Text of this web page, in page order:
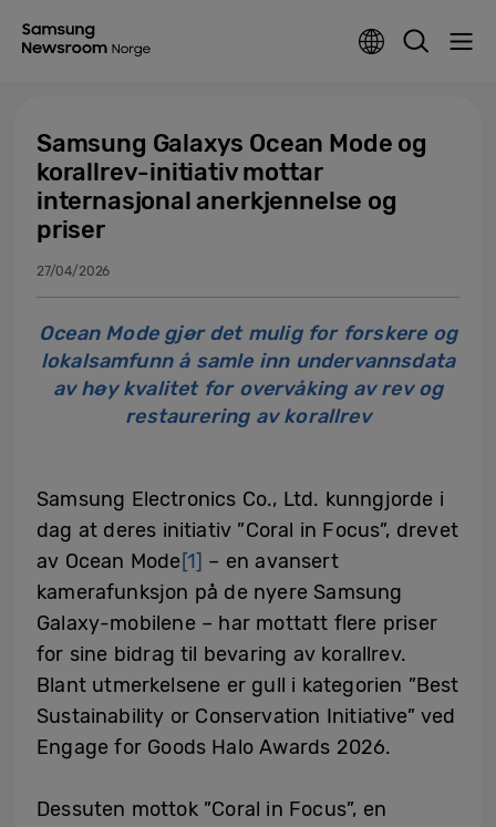
Samsung Galaxys Ocean Mode og
korallrev-initiativ mottar
internasjonal anerkjennelse og
priser
27/04/2026
​​Ocean Mode gjør det mulig for forskere og
lokalsamfunn å samle inn undervannsdata
av høy kvalitet for overvåking av rev og
restaurering av korallrev
Samsung Electronics Co., Ltd. kunngjorde i
dag at deres initiativ ”Coral in Focus”, drevet
av Ocean Mode[1] – en avansert
kamerafunksjon på de nyere Samsung
Galaxy-mobilene – har mottatt flere priser
for sine bidrag til bevaring av korallrev.
Blant utmerkelsene er gull i kategorien ”Best
Sustainability or Conservation Initiative” ved
Engage for Goods Halo Awards 2026.
Dessuten mottok ”Coral in Focus”, en